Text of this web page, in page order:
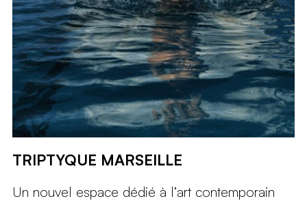
TRIPTYQUE MARSEILLE
Un nouvel espace dédié à l’art contemporain